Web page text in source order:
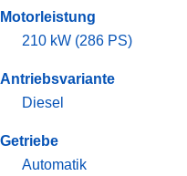
Motorleistung
210 kW (286 PS)
Antriebsvariante
Diesel
Getriebe
Automatik